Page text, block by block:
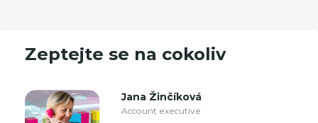
Zeptejte se na cokoliv
Jana Žinčíková
Account executive